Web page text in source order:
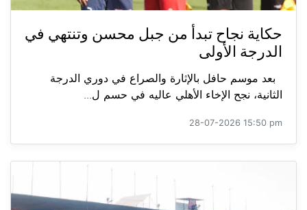
حكاية نجاح تبدأ من جبل محسن وتنتهي في
الدرجة الأولى
بعد موسم حافل بالإثارة والصراع في دوري الدرجة
الثانية، نجح الإخاء الأهلي عاليه في حسم ل...
28-07-2026 15:50 pm